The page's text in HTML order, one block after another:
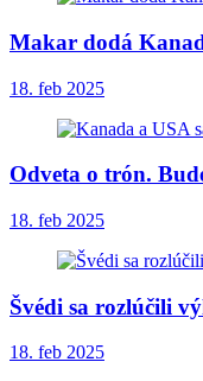
Makar dodá
18. feb 2025
Odveta o trón.
18. feb 2025
Švédi sa rozlúčili
18. feb 2025